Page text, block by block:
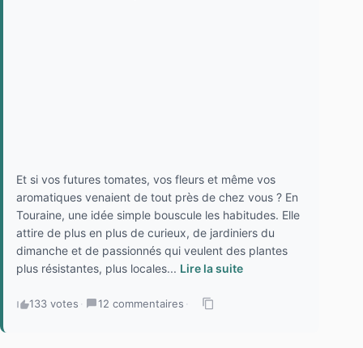
Et si vos futures tomates, vos fleurs et même vos
aromatiques venaient de tout près de chez vous ? En
Touraine, une idée simple bouscule les habitudes. Elle
attire de plus en plus de curieux, de jardiniers du
dimanche et de passionnés qui veulent des plantes
plus résistantes, plus locales... Lire la suite
133 votes · 12 commentaires ·